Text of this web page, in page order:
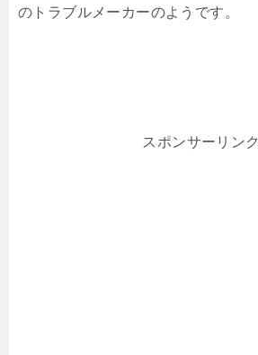
のトラブルメーカーのようです。
スポンサーリンク